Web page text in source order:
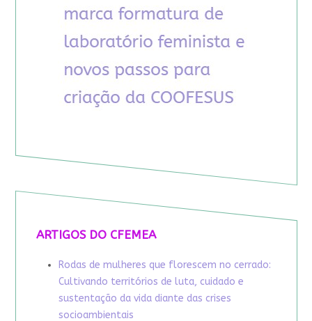
ARTIGOS DO CFEMEA
Rodas de mulheres que florescem no cerrado:
Cultivando territórios de luta, cuidado e
sustentação da vida diante das crises
socioambientais